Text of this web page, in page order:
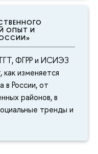
ОПЫТ И
ФГРР и ИСИЭЗ
изменяется
в России, от
районов, в
тренды и